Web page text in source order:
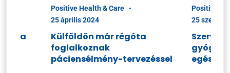
a
Positive Health & Care
25 április 2024
Külföldön már régóta
foglalkoznak
páciensélmény-tervezéssel
Positive
25